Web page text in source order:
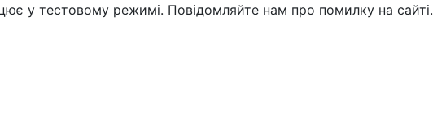
у тестовому режимі. Повідомляйте нам про помилку на сайті.